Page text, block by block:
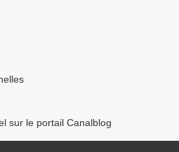
sur le portail Canalblog